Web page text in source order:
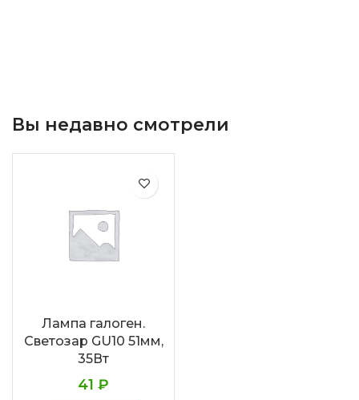
Вы недавно смотрели
Лампа галоген.
Светозар GU10 51мм,
35Вт
41 ₽